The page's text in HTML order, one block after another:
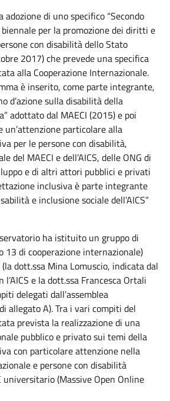
di uno specifico “Secondo
biennale per la promozione dei diritti e
con disabilità dello Stato
2017) che prevede una specifica
alla Cooperazione Internazionale.
è inserito, come parte integrante,
d’azione sulla disabilità della
adottato dal MAECI (2015) e poi
un’attenzione particolare alla
per le persone con disabilità,
del MAECI e dell’AICS, delle ONG di
e di altri attori pubblici e privati
inclusiva è parte integrante
e inclusione sociale dell’AICS”
ha istituito un gruppo di
13 di cooperazione internazionale)
dott.ssa Mina Lomuscio, indicata dal
l’AICS e la dott.ssa Francesca Ortali
delegati dall’assemblea
allegato A). Tra i vari compiti del
prevista la realizzazione di una
pubblico e privato sui temi della
con particolare attenzione nella
e persone con disabilità
(Massive Open Online